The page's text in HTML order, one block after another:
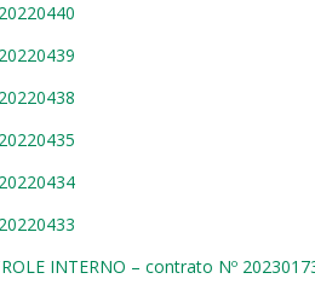
INTERNO – contrato Nº